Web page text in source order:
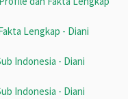
Lengkap - Diani
Indonesia - Diani
Indonesia - Diani